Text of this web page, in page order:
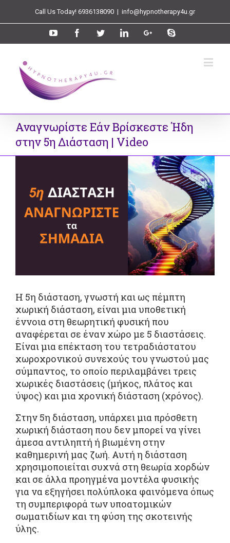
Call Us Today! 6936138090 | info@hypnotherapy4u.gr
Αναγνωρίστε Eάν Βρίσκεστε Ήδη
στην 5η Διάσταση | Video
Η 5η διάσταση, γνωστή και ως πέμπτη
χωρική διάσταση, είναι μια υποθετική
έννοια στη θεωρητική φυσική που
αναφέρεται σε έναν χώρο με 5 διαστάσεις.
Είναι μια επέκταση του τετραδιάστατου
χωροχρονικού συνεχούς του γνωστού μας
σύμπαντος, το οποίο περιλαμβάνει τρεις
χωρικές διαστάσεις (μήκος, πλάτος και
ύψος) και μια χρονική διάσταση (χρόνος).
Στην 5η διάσταση, υπάρχει μια πρόσθετη
χωρική διάσταση που δεν μπορεί να γίνει
άμεσα αντιληπτή ή βιωμένη στην
καθημερινή μας ζωή. Αυτή η διάσταση
χρησιμοποιείται συχνά στη θεωρία χορδών
και σε άλλα προηγμένα μοντέλα φυσικής
για να εξηγήσει πολύπλοκα φαινόμενα όπως
τη συμπεριφορά των υποατομικών
σωματιδίων και τη φύση της σκοτεινής
ύλης.